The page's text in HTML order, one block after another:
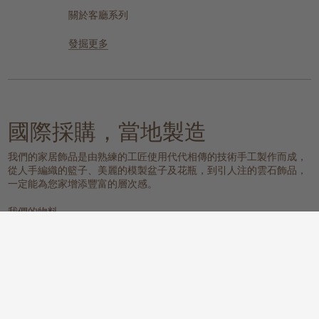
關於客廳系列
發掘更多
國際採購，當地製造
我們的家居飾品是由熟練的工匠使用代代相傳的技術手工製作而成，
從人手編織的籃子、美麗的模製盆子及花瓶，到引人注的雲石飾品，
一定能為您家增添豐富的層次感。
我們的物料